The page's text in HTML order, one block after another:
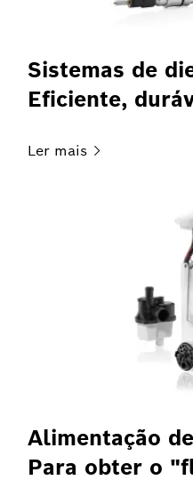
Sistemas de
Eficiente,
Ler mais
Alimentação
Para obter o